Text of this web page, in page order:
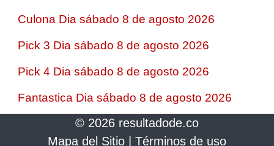
Culona Dia sábado 8 de agosto 2026
Pick 3 Dia sábado 8 de agosto 2026
Pick 4 Dia sábado 8 de agosto 2026
Fantastica Dia sábado 8 de agosto 2026
© 2026 resultadode.co
Mapa del Sitio
Términos de uso